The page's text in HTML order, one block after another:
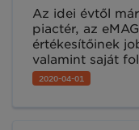
Az idei évtől
piactér, az
értékesítőinek
valamint saját
optimalizálása
GS1
2020-04-01